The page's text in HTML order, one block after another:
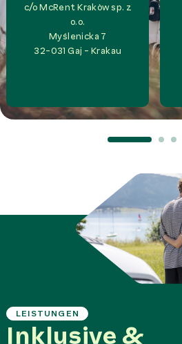
c/oMcRent Krakòw sp. z
o.o.
Myślenicka 7
32-031 Gaj - Krakau
LEISTUNGEN
Inklusive &